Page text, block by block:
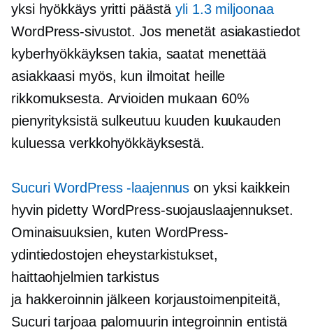
yksi hyökkäys yritti päästäyli 1.3 miljoonaa
WordPress-sivustot. Jos menetät asiakastiedot
kyberhyökkäyksen takia, saatat menettää
asiakkaasi myös, kun ilmoitat heille
rikkomuksesta. Arvioiden mukaan 60%
pienyrityksistä sulkeutuu kuuden kuukauden
kuluessa verkkohyökkäyksestä.
Sucuri WordPress -laajennus on yksi kaikkein
hyvin pidettyWordPress-suojauslaajennukset.
Ominaisuuksien, kuten WordPress-
ydintiedostojen eheystarkistukset,
haittaohjelmien tarkistus
ja hakkeroinnin jälkeen korjaustoimenpiteitä,
Sucuri tarjoaa palomuurin integroinnin entistä